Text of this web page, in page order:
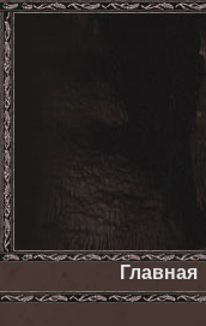
Главная